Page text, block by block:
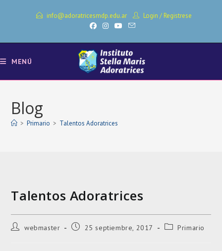
info@adoratricesmdp.edu.ar Login / Registrese
MENÚ
Blog
> Primario > Talentos Adoratrices
Talentos Adoratrices
Autorwebmaster
Entrada25 septiembre, 2017
Categoría
Primario